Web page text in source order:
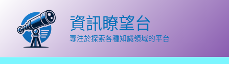
容
資訊瞭望台
專注於探索各種知識領域的平台